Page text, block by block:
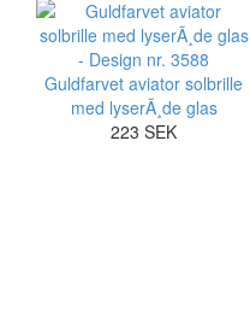
Guldfarvet aviator solbrille
med lyserÃ¸de glas
223 SEK